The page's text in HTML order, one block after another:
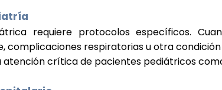
requiere protocolos específicos.
respiratorias u otra
atención crítica de pacientes pediátricos